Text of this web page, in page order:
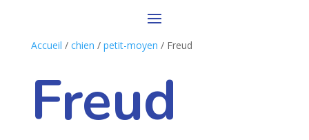
Accueil / chien / petit-moyen / Freud
Freud